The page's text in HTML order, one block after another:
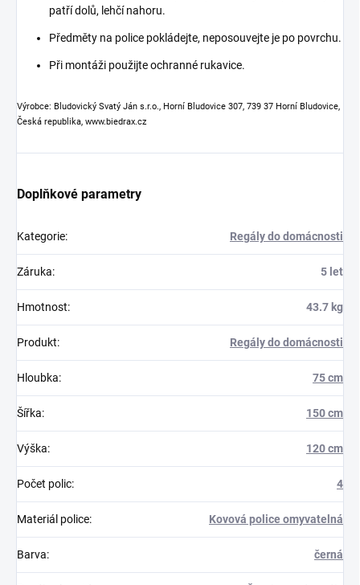
patří dolů, lehčí nahoru.
Předměty na police pokládejte, neposouvejte je po povrchu.
Při montáži použijte ochranné rukavice.
Výrobce: Bludovický Svatý Ján s.r.o., Horní Bludovice 307, 739 37 Horní Bludovice,
Česká republika, www.biedrax.cz
Doplňkové parametry
Kategorie: Regály do domácnosti
Záruka: 5 let
Hmotnost: 43.7 kg
Produkt: Regály do domácnosti
Hloubka: 75 cm
Šířka: 150 cm
Výška: 120 cm
Počet polic: 4
Materiál police: Kovová police omyvatelná
Barva: černá